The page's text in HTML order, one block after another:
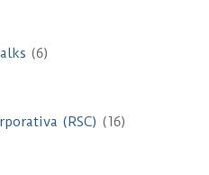
(6)
(RSC) (16)